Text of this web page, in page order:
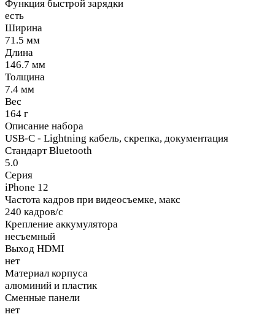
Функция быстрой зарядки
есть
Ширина
71.5 мм
Длина
146.7 мм
Толщина
7.4 мм
Вес
164 г
Описание набора
USB-C - Lightning кабель, скрепка, документация
Стандарт Bluetooth
5.0
Серия
iPhone 12
Частота кадров при видеосъемке, макс
240 кадров/с
Крепление аккумулятора
несъемный
Выход HDMI
нет
Материал корпуса
алюминий и пластик
Сменные панели
нет